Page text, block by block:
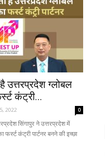
उत्तरप्रदेश ग्लोबल
कंट्री...
2022 0
सिंगापुर ने उत्तरप्रदेश में
फर्स्ट कंट्री पार्टनर बनने की इच्छा